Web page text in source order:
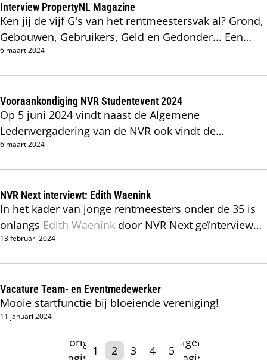
Interview PropertyNL Magazine
Ken jij de vijf G's van het rentmeestersvak al? Grond,
Gebouwen, Gebruikers, Geld en Gedonder... Een
karikatuur met een kern van waarheid.
6 maart 2024
Vooraankondiging NVR Studentevent 2024
Op 5 juni 2024 vindt naast de Algemene
Ledenvergadering van de NVR ook vindt de
inmiddels derde editie van het Studentevent plaats.
6 maart 2024
NVR Next interviewt: Edith Waenink
In het kader van jonge rentmeesters onder de 35 is
onlangs Edith Waenink door NVR Next geïnterviewd.
Wat drijft deze young professional en waar loopt zij
13 februari 2024
Vacature Team- en Eventmedewerker
Mooie startfunctie bij bloeiende vereniging!
11 januari 2024
Vorige
1 2 3 4 5
Volgende